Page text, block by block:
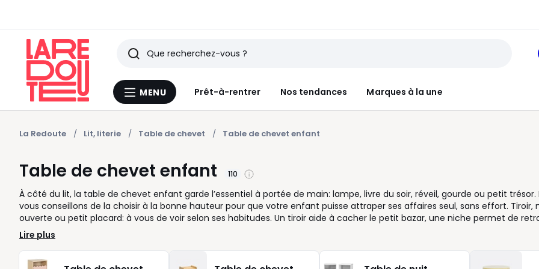
Menu
MENU Prêt-à-rentrer Nos tendances Marques à la une
Rechercher
Derniers
articles
vus
La Redoute Lit, literie Table de chevet Table de chevet enfant
Table de chevet enfant 110
À côté du lit, la table de chevet enfant garde l’essentiel à portée de main: lampe, livre du soir, réveil, gourde ou petit trésor.
vous conseillons de la choisir à la bonne hauteur pour que votre enfant puisse attraper ses affaires seul, sans effort. Tiroir,
ouverte ou petit placard: à vous de voir selon ses habitudes. Un tiroir aide à cacher le petit bazar, une niche permet de
d’un coup d’œil le doudou ou l’histoire du soir. Si la chambre est compacte, pensez à un modèle peu profond ou avec
rangement intégré pour gagner de la place sans encombrer la circulation. Côté style, la table de chevet enfant suit
de la chambre: bois clair pour une atmosphère douce, couleur vive pour réveiller le décor, lignes simples pour
envies qui changent. Nous vous proposons des modèles faciles à associer au lit, à la commode ou au bureau, pour créer un
Lire plus